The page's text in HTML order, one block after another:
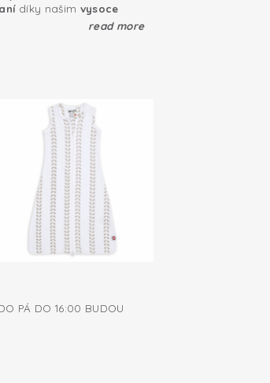
díky našim vysoce
prémiovým látkám.
bát bouřlivých nocí
a měkká
read more
PÁ DO 16:00 BUDOU